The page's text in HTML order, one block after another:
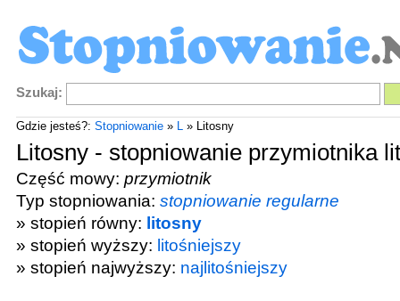
Szukaj:
Gdzie jesteś?: Stopniowanie» L» Litosny
Litosny - stopniowanie przymiotnika
Część mowy: przymiotnik
Typ stopniowania: stopniowanie regularne
» stopień równy: litosny
» stopień wyższy: litośniejszy
» stopień najwyższy: najlitośniejszy